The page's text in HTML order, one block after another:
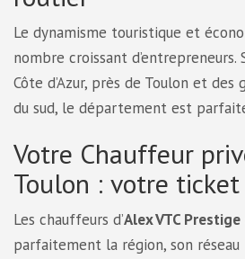
Le dynamisme touristique et
nombre croissant
Côte d’Azur, près de Toulon et
du sud, le département est
Votre Chauffeur
Toulon : votre ticket
Les chauffeurs d’Alex VTC Prestige
parfaitement la région, son réseau